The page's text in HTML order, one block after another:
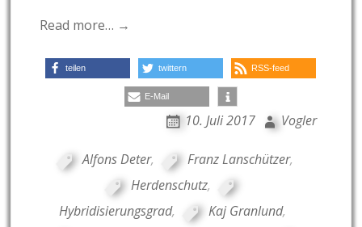
Read more… →
teilen twittern RSS-feed
E-Mail
10. Juli 2017 Vogler
Alfons Deter, Franz Lanschützer,
Herdenschutz,
Hybridisierungsgrad, Kaj Granlund,